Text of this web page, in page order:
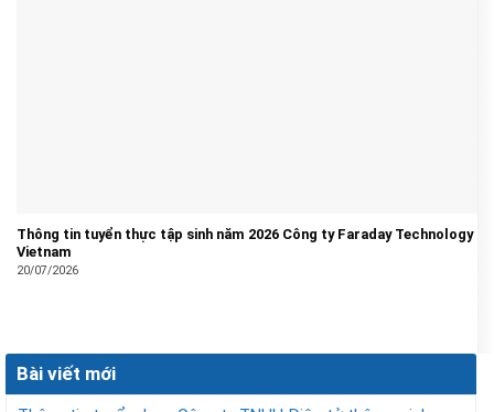
Thông tin tuyển thực tập sinh năm 2026 Công ty Faraday Technology
Vietnam
20/07/2026
Bài viết mới